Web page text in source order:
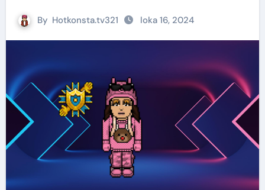
By Hotkonsta.tv321 loka 16, 2024